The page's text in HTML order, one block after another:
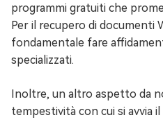
programmi gratuiti che
Per il recupero di documenti
fondamentale fare
specializzati.
Inoltre, un altro aspetto da
tempestività con cui si avvia